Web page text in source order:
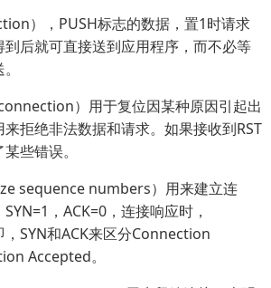
），PUSH标志的数据，置1时请求
后就可直接送到应用程序，而不必等
）用于复位因某种原因引起出
拒绝非法数据和请求。如果接收到RST
些错误。
sequence numbers）用来建立连
，ACK=0，连接响应时，
，SYN和ACK来区分Connection
Accepted。